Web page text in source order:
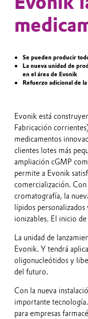
Se pueden producir
La nueva unidad de
en el área de Evonik
Refuerzo adicional de
Evonik está
Fabricación
medicamentos
clientes lotes más
ampliación cGMP
permite a Evonik
comercialización.
cromatografía, la
lípidos
ionizables. El inicio
La unidad de
Evonik. Y tendrá
oligonucleótidos y
del futuro.
Con la nueva
importante
para empresas